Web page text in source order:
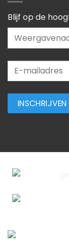
Blijf op de